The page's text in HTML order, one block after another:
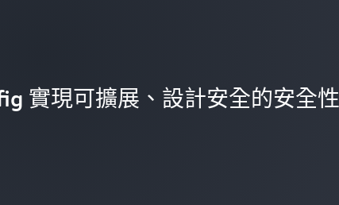
實現可擴展、設計安全的安全性